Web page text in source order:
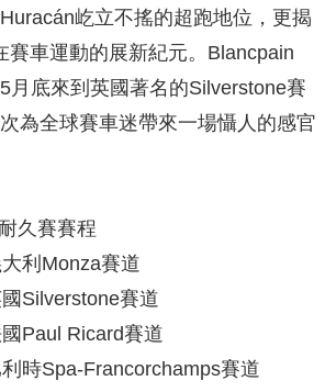
屹立不搖的超跑地位，更揭
賽車運動的展新紀元。Blancpain
月底來到英國著名的Silverstone賽
為全球賽車迷帶來一場懾人的感官
久賽賽程
利Monza賽道
Silverstone賽道
Paul Ricard賽道
時Spa-Francorchamps賽道